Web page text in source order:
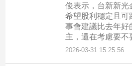
俊表示，台新新光
希望股利穩定且可
事會建議比去年好
主，還在考慮要不
2026-03-31 15:25:56